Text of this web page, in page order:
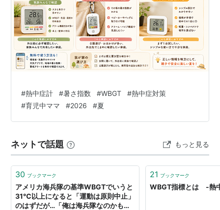
#熱中症計 #暑さ指数 #WBGT #熱中症対策
#育児中ママ #2026 #夏
ネットで話題 もっと見る
30 ブックマーク
アメリカ海兵隊の基準WBGTでいうと
31℃以上になると「運動は原則中止」
のはずだが…「俺は海兵隊なのかも」
21 ブックマーク
WBGT指標とは -熱